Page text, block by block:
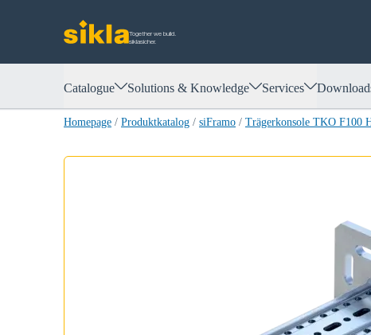
Together we build.
siklasicher.
Catalogue Solutions & Knowledge Services
Homepage / Produktkatalog / siFramo / Trägerkonsole TKO F100